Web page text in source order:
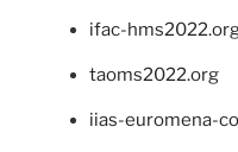
ifac-
taoms2022.org
iias-euromena-